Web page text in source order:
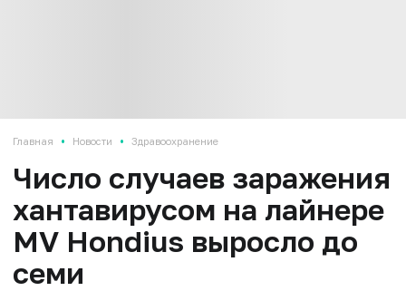
Главная • Новости • Здравоохранение
Число случаев заражения
хантавирусом на лайнере
MV Hondius выросло до
семи